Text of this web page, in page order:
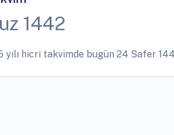
1442
hicri takvimde bugün 24 Safer